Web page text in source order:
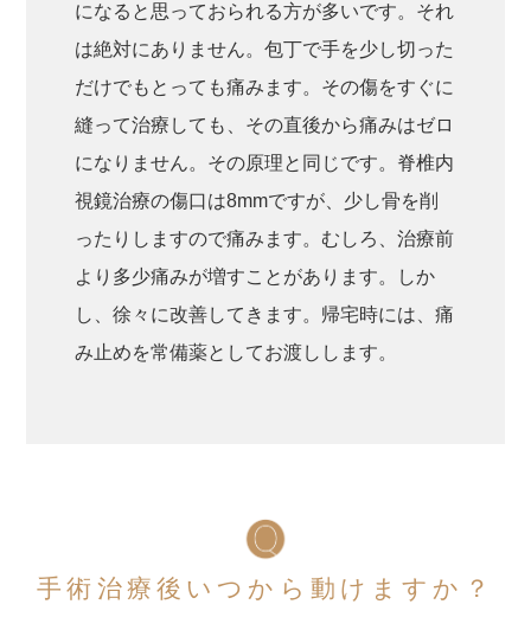
になると思っておられる方が多いです。それ
は絶対にありません。包丁で手を少し切った
だけでもとっても痛みます。その傷をすぐに
縫って治療しても、その直後から痛みはゼロ
になりません。その原理と同じです。脊椎内
視鏡治療の傷口は8mmですが、少し骨を削
ったりしますので痛みます。むしろ、治療前
より多少痛みが増すことがあります。しか
し、徐々に改善してきます。帰宅時には、痛
み止めを常備薬としてお渡しします。
手術治療後いつから動けますか？